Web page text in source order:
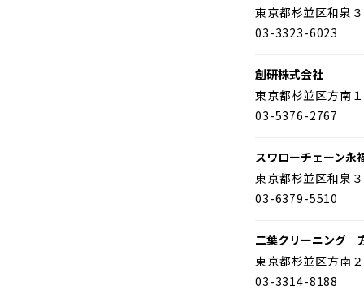
東京都杉並区和泉
03-3323-6023
創研株式会社
東京都杉並区方南
03-5376-2767
スワローチェーン永
東京都杉並区和泉
03-6379-5510
二葉クリーニング
東京都杉並区方南
03-3314-8188